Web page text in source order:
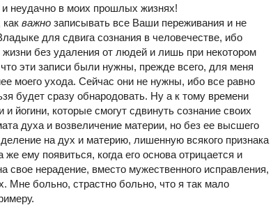
неудачно в моих прошлых жизнях!
важно записывать все Ваши переживания и не
для сдвига сознания в человечестве, ибо
без удаления от людей и лишь при некотором
эти записи были нужны, прежде всего, для меня
моего ухода. Сейчас они не нужны, ибо все равно
будет сразу обнародовать. Ну а к тому времени
йогини, которые смогут сдвинуть сознание своих
духа и возвеличение материи, но без ее высшего
на дух и материю, лишенную всякого признака
ему появиться, когда его основа отрицается и
свое нерадение, вместо мужественного исправления,
Мне больно, страстно больно, что я так мало